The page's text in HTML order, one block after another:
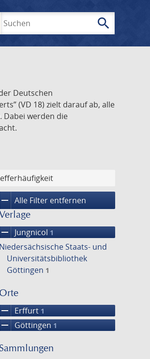
search
Deutschen
(VD 18) zielt darauf ab, alle
Dabei werden die
remove Alle Filter entfernen
remove Jungnicol 1
Niedersächsische Staats- und
Universitätsbibliothek
Göttingen 1
Orte
remove Erffurt 1
remove Göttingen 1
Sammlungen